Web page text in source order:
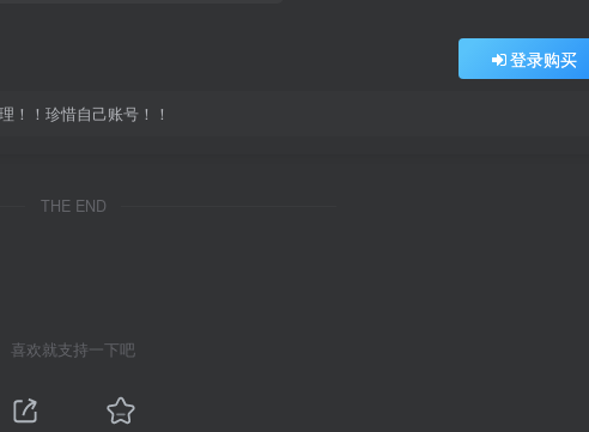
登录购买
！！珍惜自己账号！！
THE END
喜欢就支持一下吧